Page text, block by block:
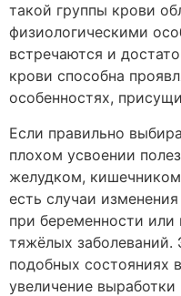
такой группы крови
физиологическими
встречаются и
крови способна
особенностях,
Если правильно
плохом усвоении
желудком,
есть случаи
при беременности или
тяжёлых заболеваний.
подобных состояниях
увеличение